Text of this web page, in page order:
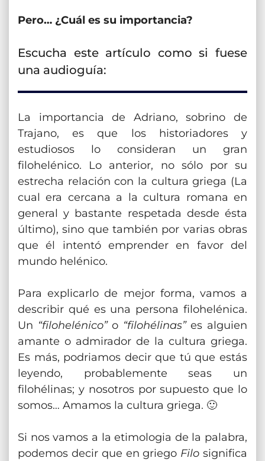
Pero… ¿Cuál es su importancia?
Escucha este artículo como si fuese
una audioguía:
La importancia de Adriano, sobrino de
Trajano, es que los historiadores y
estudiosos lo consideran un gran
filohelénico. Lo anterior, no sólo por su
estrecha relación con la cultura griega (La
cual era cercana a la cultura romana en
general y bastante respetada desde ésta
último), sino que también por varias obras
que él intentó emprender en favor del
mundo helénico.
Para explicarlo de mejor forma, vamos a
describir qué es una persona filohelénica.
Un “filohelénico”o “filohélinas”es alguien
amante o admirador de la cultura griega.
Es más, podriamos decir que tú que estás
leyendo, probablemente seas un
filohélinas; y nosotros por supuesto que lo
somos… Amamos la cultura griega. 🙂
Si nos vamos a la etimologia de la palabra,
podemos decir que en griego Filo significa